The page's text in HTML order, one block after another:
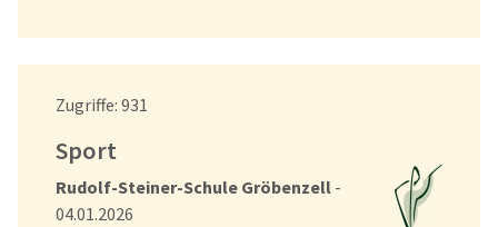
Details
Zugriffe: 931
Sport
Rudolf-Steiner-Schule Gröbenzell -
04.01.2026